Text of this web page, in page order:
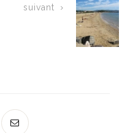
suivant